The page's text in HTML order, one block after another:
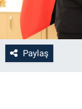
Paylaş